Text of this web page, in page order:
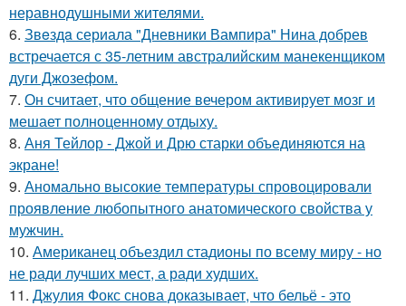
неравнодушными жителями.
6. Звeздa сериала "Дневники Вампира" Нина добрев
встречается с 35-летним австралийским манекенщиком
дуги Джозефом.
7. Он считает, что общение вечером активирует мозг и
мешает полноценному отдыху.
8. Аня Тейлор - Джой и Дрю старки объединяются на
экране!
9. Аномально высокие температуры спровоцировали
проявление любопытного анатомического свойства у
мужчин.
10. Американец объездил стадионы по всему миру - но
не ради лучших мест, а ради худших.
11. Джулия Фокс снова доказывает, что бельё - это